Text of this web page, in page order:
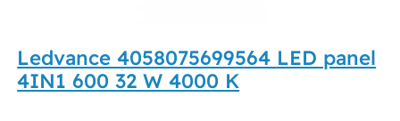
Ledvance 4058075699564 LED panel
4IN1 600 32 W 4000 K